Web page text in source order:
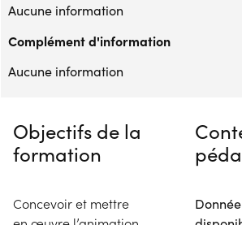
Aucune information
Complément d'information
Aucune information
Objectifs de la
formation
Concevoir et mettre